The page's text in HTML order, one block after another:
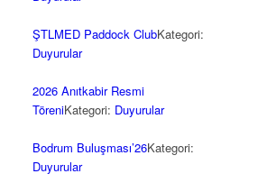
ŞTLMED Paddock ClubKategori:
Duyurular
2026 Anıtkabir Resmi
TöreniKategori: Duyurular
Bodrum Buluşması’26Kategori:
Duyurular